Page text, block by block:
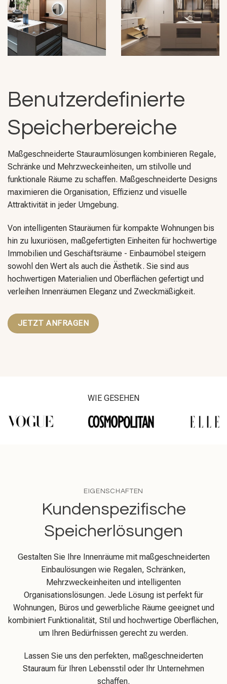
Benutzerdefinierte
Speicherbereiche
Maßgeschneiderte Stauraumlösungen kombinieren Regale,
Schränke und Mehrzweckeinheiten, um stilvolle und
funktionale Räume zu schaffen. Maßgeschneiderte Designs
maximieren die Organisation, Effizienz und visuelle
Attraktivität in jeder Umgebung.
Von intelligenten Stauräumen für kompakte Wohnungen bis
hin zu luxuriösen, maßgefertigten Einheiten für hochwertige
Immobilien und Geschäftsräume - Einbaumöbel steigern
sowohl den Wert als auch die Ästhetik. Sie sind aus
hochwertigen Materialien und Oberflächen gefertigt und
verleihen Innenräumen Eleganz und Zweckmäßigkeit.
JETZT ANFRAGEN
WIE GESEHEN
EIGENSCHAFTEN
Kundenspezifische
Speicherlösungen
Gestalten Sie Ihre Innenräume mit maßgeschneiderten
Einbaulösungen wie Regalen, Schränken,
Mehrzweckeinheiten und intelligenten
Organisationslösungen. Jede Lösung ist perfekt für
Wohnungen, Büros und gewerbliche Räume geeignet und
kombiniert Funktionalität, Stil und hochwertige Oberflächen,
um Ihren Bedürfnissen gerecht zu werden.
Lassen Sie uns den perfekten, maßgeschneiderten
Stauraum für Ihren Lebensstil oder Ihr Unternehmen
schaffen.